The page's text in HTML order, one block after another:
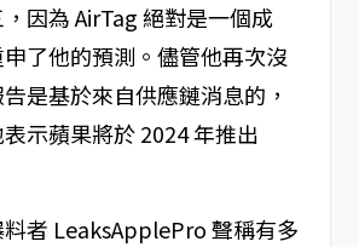
因為 AirTag 絕對是一個成
了他的預測。儘管他再次沒
是基於來自供應鏈消息的，
示蘋果將於 2024 年推出
者 LeaksApplePro 聲稱有多